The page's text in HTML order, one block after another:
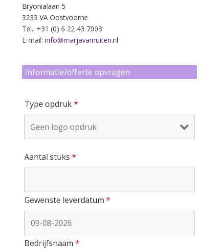
Bryonialaan 5
3233 VA Oostvoorne
Tel.: +31 (0) 6 22 43 7003
E-mail: info@marjavanruiten.nl
Informatie/offerte opvragen
Type opdruk*
Aantal stuks *
Gewenste leverdatum *
Bedrijfsnaam *